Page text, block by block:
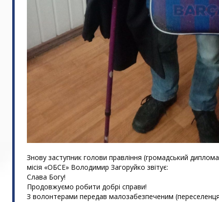
Знову заступник голови правління (громадський
місія «ОБСЕ» Володимир Загоруйко звітує:
Слава Богу!
Продовжуємо робити добрі справи!
З волонтерами передав малозабезпеченим